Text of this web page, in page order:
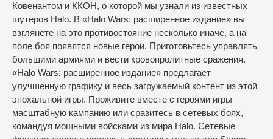
Ковенантом и ККОН, о которой мы узнали из известных
шутеров Halo. В «Halo Wars: расширенное издание» вы
взглянете на это противостояние несколько иначе, а на
поле боя появятся новые герои. Приготовьтесь управлять
большими армиями и вести кровопролитные сражения.
«Halo Wars: расширенное издание» предлагает
улучшенную графику и весь загружаемый контент из этой
эпохальной игры. Проживите вместе с героями игры
масштабную кампанию или сразитесь в сетевых боях,
командуя мощными войсками из мира Halo. Сетевые